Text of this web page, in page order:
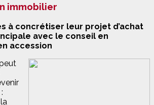
immobilier
à concrétiser leur projet d’achat
avec le conseil en
accession